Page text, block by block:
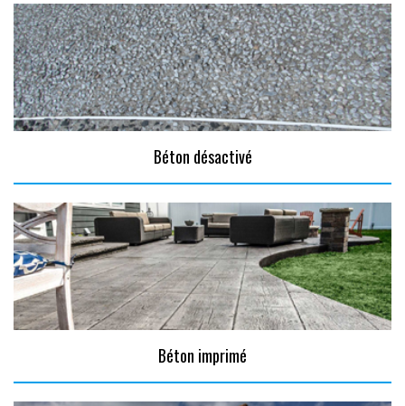
Béton désactivé
Béton imprimé